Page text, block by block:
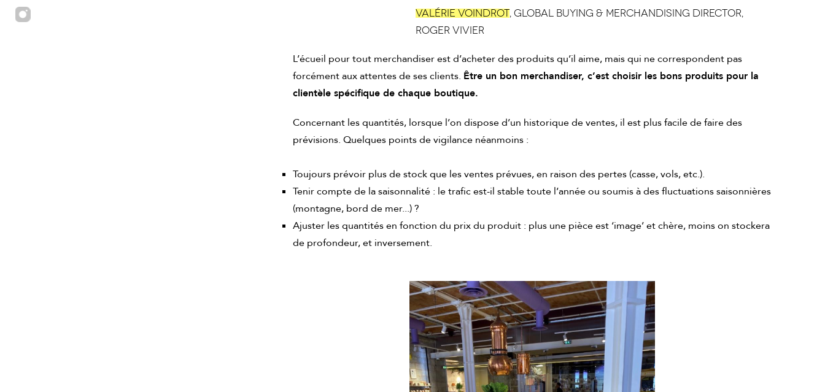
Valérie Voindrot, Global Buying & Merchandising Director,
Roger Vivier
L’écueil pour tout merchandiser est d’acheter des produits qu’il aime, mais qui ne correspondent pas
forcément aux attentes de ses clients. Être un bon merchandiser, c’est choisir les bons produits pour la
clientèle spécifique de chaque boutique.
Concernant les quantités, lorsque l’on dispose d’un historique de ventes, il est plus facile de faire des
prévisions. Quelques points de vigilance néanmoins :
Toujours prévoir plus de stock que les ventes prévues, en raison des pertes (casse, vols, etc.).
Tenir compte de la saisonnalité : le trafic est-il stable toute l’année ou soumis à des fluctuations saisonnières
(montagne, bord de mer...) ?
Ajuster les quantités en fonction du prix du produit : plus une pièce est ‘image’ et chère, moins on stockera
de profondeur, et inversement.